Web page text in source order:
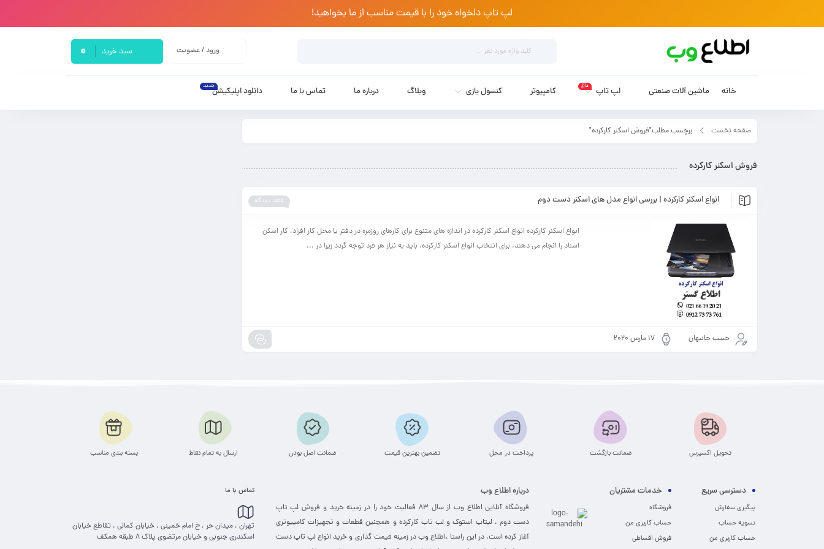
لپ تاپ دلخواه خود را با قیمت مناسب از ما بخواهید!
ورود / عضویت سبد خرید 0
خانه ماشین آلات صنعتی لپ تاپ داغ کامپیوتر کنسول بازی وبلاگ درباره ما تماس با ما دانلود اپلیکیشنجدید
صفحه نخست برچسب مطلب"فروش اسکنر کارکرده"
فروش اسکنر کارکرده
فاقد دیدگاه انواع اسکنر کارکرده | بررسی انواع مدل های اسکنر دست دوم
انواع اسکنر کارکرده انواع اسکنر کارکرده در اندازه های متنوع برای کارهای روزمره در دفتر یا محل کار افراد، کار اسکن
اسناد را انجام می دهند. برای انتخاب انواع اسکنر کارکرده، باید به نیاز هر فرد توجه گردد زیرا در ...
حبیب جانبهان 17 مارس 2020
تحویل اکسپرس ضمانت بازگشت پرداخت در محل تضمین بهترین قیمت ضمانت اصل بودن ارسال به تمام نقاط بسته بندی مناسب
دسترسی سریع
پیگیری سفارش
تسویه حساب
حساب کاربری من
خدمات مشتریان
فروشگاه
حساب کاربری من
فروش اقساطی
درباره اطلاع وب
فروشگاه آنلاین اطلاع وب از سال 83 فعالیت خود را در زمینه خرید و فروش لپ تاپ
دست دوم ، لپتاپ استوک و لب تاب کارکرده و همچنین قطعات و تجهیزات کامپیوتری
آغاز کرده است. در این راستا ،‌اطلاع وب در زمینه قیمت گذاری و خرید انواع لپ تاپ دست
تماس با ما
تهران ، میدان حر ، خ امام خمینی ، خیابان کمالی ، تقاطع خیابان
اسکندری جنوبی و خیابان مرتضوی پلاک 8 طبقه همکف